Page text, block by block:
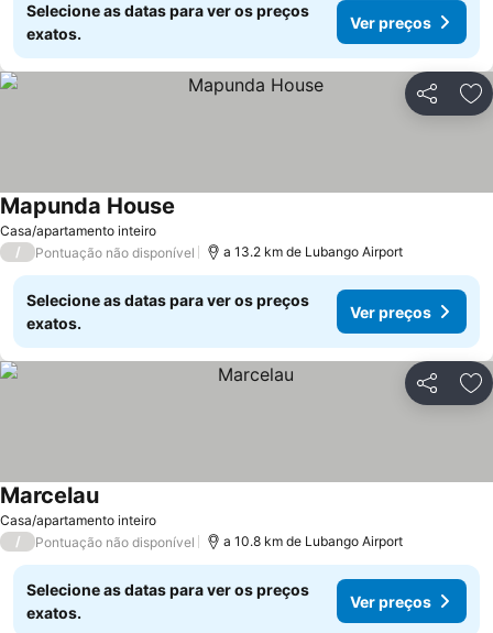
Selecione as datas para ver os preços
exatos.
Ver preços
Partilhar
Casa/apartamento inteiro
Mapunda House
/ Pontuação não disponível a 13.2 km de Lubango Airport
Selecione as datas para ver os preços
exatos.
Ver preços
Partilhar
Casa/apartamento inteiro
MarcelauVer preços
/ Pontuação não disponível a 10.8 km de Lubango Airport
Selecione as datas para ver os preços
exatos.
Ver preços